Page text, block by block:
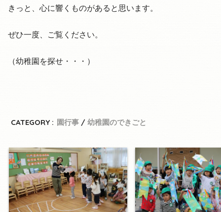
きっと、心に響くものがあると思います。
ぜひ一度、ご覧ください。
（幼稚園を探せ・・・）
CATEGORY : 園行事 幼稚園のできごと